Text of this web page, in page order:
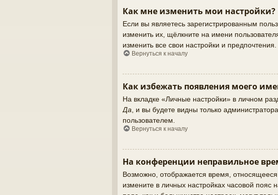
Как мне изменить мои настройки?
Если вы являетесь зарегистрированным
изменить их, щёлкните на имени
изменить все свои настройки и предпочтения.
Вернуться к началу
Как избежать появления моего
На вкладке «Личные настройки» в личном
Да , и вы будете видны только
пользователем.
Вернуться к началу
На конференции неправильное
Возможно, отображается время,
измените в личных настройках часовой пояс